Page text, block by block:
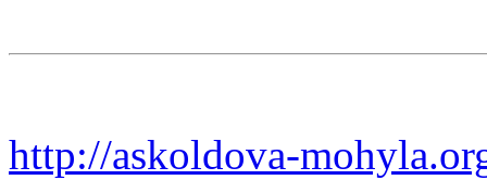
http://askoldova-